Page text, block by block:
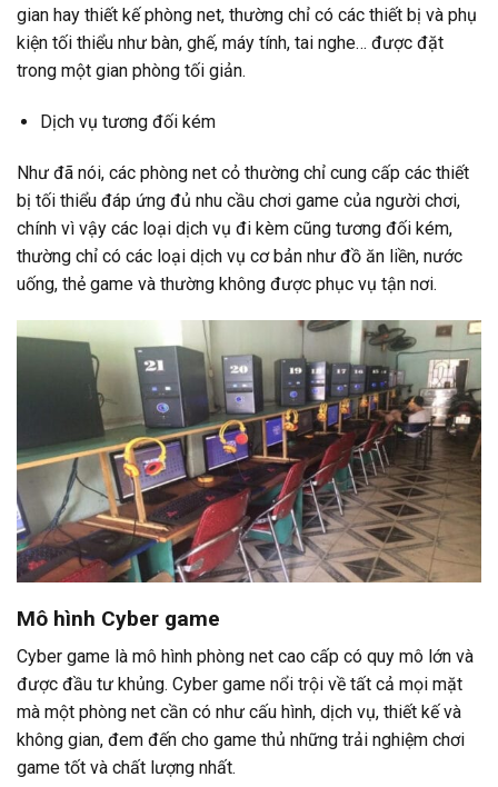
gian hay thiết kế phòng net, thường chỉ có các thiết bị và phụ
kiện tối thiểu như bàn, ghế, máy tính, tai nghe… được đặt
trong một gian phòng tối giản.
Dịch vụ tương đối kém
Như đã nói, các phòng net cỏ thường chỉ cung cấp các thiết
bị tối thiểu đáp ứng đủ nhu cầu chơi game của người chơi,
chính vì vậy các loại dịch vụ đi kèm cũng tương đối kém,
thường chỉ có các loại dịch vụ cơ bản như đồ ăn liền, nước
uống, thẻ game và thường không được phục vụ tận nơi.
Mô hình Cyber game
Cyber game là mô hình phòng net cao cấp có quy mô lớn và
được đầu tư khủng. Cyber game nổi trội về tất cả mọi mặt
mà một phòng net cần có như cấu hình, dịch vụ, thiết kế và
không gian, đem đến cho game thủ những trải nghiệm chơi
game tốt và chất lượng nhất.